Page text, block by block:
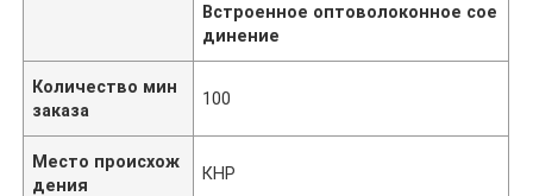
Встроенное оптоволоконное сое
динение
Количество мин
заказа
100
Место происхож
дения
КНР